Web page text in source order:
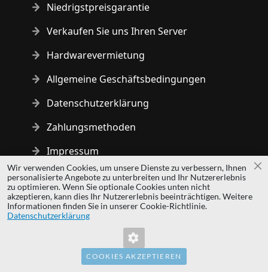
Niedrigstpreisgarantie
Verkaufen Sie uns Ihren Server
Hardwarevermietung
Allgemeine Geschäftsbedingungen
Datenschutzerklärung
Zahlungsmethoden
Impressum
Copyright © 2014 - 2026 MS Development | All rights reserved
| All logos and trademarks are properties of their respective
owners.
Wir verwenden Cookies, um unsere Dienste zu verbessern, Ihnen
personalisierte Angebote zu unterbreiten und Ihr Nutzererlebnis
zu optimieren. Wenn Sie optionale Cookies unten nicht
akzeptieren, kann dies Ihr Nutzererlebnis beeinträchtigen. Weitere
Informationen finden Sie in unserer Cookie-Richtlinie.
Datenschutzerklärung
COOKIES AKZEPTIEREN